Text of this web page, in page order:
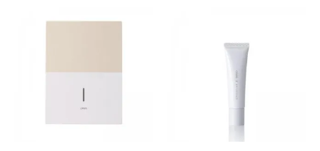
合わせが初（2023年4月 Mintel社デ
ータベースによる当社調べ）*2 う
るおい不足など*3 お手入れのファ
ーストステップのこと*4 細胞間脂
手軽なお手入れで賢いケアを。ライ
イル成分(*2)が肌に素早くなじみ、
肌をやわらかくしながら角層まで浸
わせ技で、目元、フェイスラインな
ど、年齢を重ねるにつれハリ不足、
うるおい低下を感じやすい部位に働
きかけ、ハリ感のある肌へ導きま
の成分、even wateroil（イーブン
ワテロイル）を配合することによ